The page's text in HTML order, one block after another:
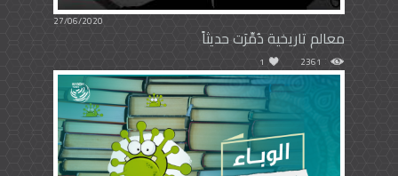
27/06/2020
معالم تاريخية دُمِّرَت حديثاً
2361
1